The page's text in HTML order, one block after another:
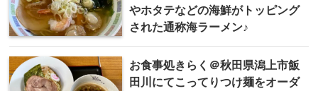
やホタテなどの海鮮がトッピング
された通称海ラーメン♪
お食事処 きらく＠秋田県潟上市飯
田川にてこってりつけ麺をオーダ